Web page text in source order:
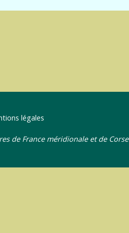
légales
de France méridionale et de Corse